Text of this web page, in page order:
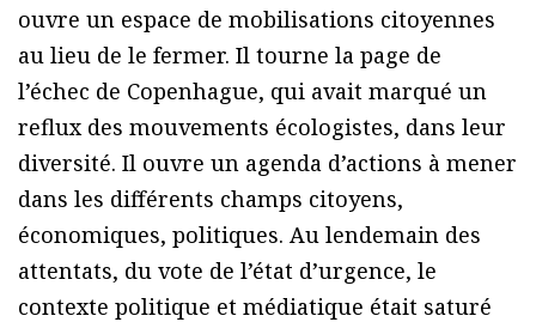
ouvre un espace de mobilisations citoyennes
au lieu de le fermer. Il tourne la page de
l’échec de Copenhague, qui avait marqué un
reflux des mouvements écologistes, dans leur
diversité. Il ouvre un agenda d’actions à mener
dans les différents champs citoyens,
économiques, politiques. Au lendemain des
attentats, du vote de l’état d’urgence, le
contexte politique et médiatique était saturé